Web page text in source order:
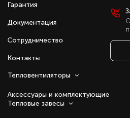
Гарантия
Документация
Сотрудничество
Контакты
Тепловентиляторы
Аксессуары и комплектующие
Тепловые завесы